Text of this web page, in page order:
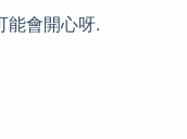
能會開心呀.